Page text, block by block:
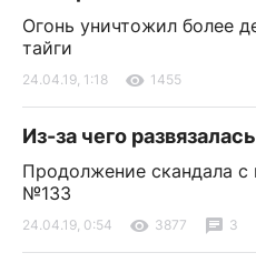
Огонь уничтожил более
тайги
24.04.19, 1:18 1455
Из-за чего
Продолжение скандала
№133
24.04.19, 0:54 3877 3